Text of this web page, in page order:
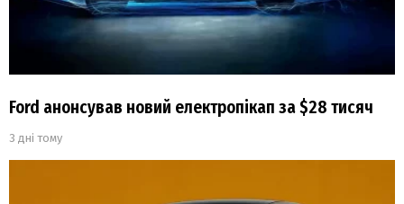
Ford анонсував новий електропікап за $28 тисяч
3 дні тому